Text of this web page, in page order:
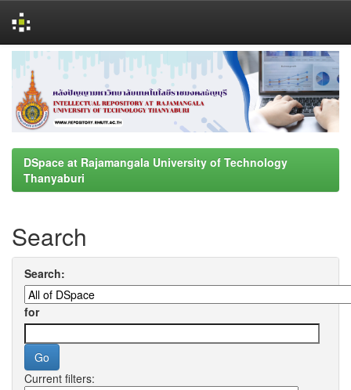
navigation
DSpace at Rajamangala University of Technology
Thanyaburi
Search
Search:
for
Current filters: